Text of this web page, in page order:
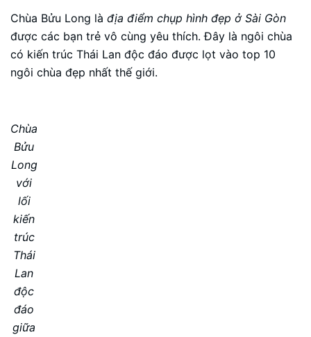
Chùa Bửu Long là địa điểm chụp hình đẹp ở Sài Gòn
được các bạn trẻ vô cùng yêu thích. Đây là ngôi chùa
có kiến trúc Thái Lan độc đáo được lọt vào top 10
ngôi chùa đẹp nhất thế giới.
Chùa
Bửu
Long
với
lối
kiến
trúc
Thái
Lan
độc
đáo
giữa